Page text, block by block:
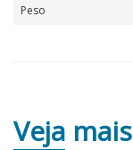
Peso
Veja mais